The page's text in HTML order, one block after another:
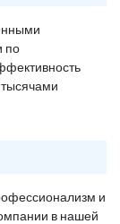
по
и
в нашей